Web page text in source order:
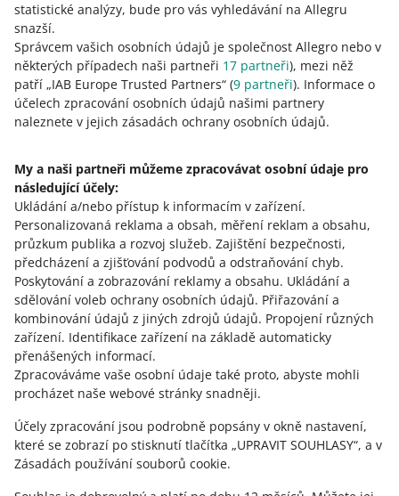
statistické analýzy, bude pro vás vyhledávání na Allegru
snazší.
Správcem vašich osobních údajů je společnost Allegro nebo v
některých případech naši partneři 17 partneři), mezi něž
patří „IAB Europe Trusted Partners“ (9 partneři). Informace o
účelech zpracování osobních údajů našimi partnery
naleznete v jejich zásadách ochrany osobních údajů.
My a naši partneři můžeme zpracovávat osobní údaje pro
následující účely:
Ukládání a/nebo přístup k informacím v zařízení.
Personalizovaná reklama a obsah, měření reklam a obsahu,
průzkum publika a rozvoj služeb. Zajištění bezpečnosti,
předcházení a zjišťování podvodů a odstraňování chyb.
Poskytování a zobrazování reklamy a obsahu. Ukládání a
sdělování voleb ochrany osobních údajů. Přiřazování a
kombinování údajů z jiných zdrojů údajů. Propojení různých
zařízení. Identifikace zařízení na základě automaticky
přenášených informací.
Zpracováváme vaše osobní údaje také proto, abyste mohli
procházet naše webové stránky snadněji.
Účely zpracování jsou podrobně popsány v okně nastavení,
které se zobrazí po stisknutí tlačítka „UPRAVIT SOUHLASY“, a v
Zásadách používání souborů cookie.
Slovenští kupující, stejně jako Češi, často
odrazovat slovenské kupující, kteří jsou na
tuto možnost zvyklí, nákup bez registrace
bude na allegro.sk možný. Objednávky od
neregistrovaných kupujících vyřídíte stejně
jako ostatní.
Dobré vědět
Mohu si zaregistrovat nový účet na konkrétním
zahraničním trhu, například na allegro.sk?
Ano – ale nemusíte! Své prodeje na všech trzích, včetně
těch mezinárodních, můžete spravovat z jednoho účtu.
Můžete to udělat pomocí záložek, které už znáte, a ve
vámi preferovaném jazyce.
Pokud si chcete vytvořit účet na jedné ze zahraničních
dispozici pouze v jazyce dané země. To znamená, že
pokud si například vytvoříte účet na allegro.pl, budete jej
spravovat v polštině.
Jak sdílet nabídky na zahraničních trzích?
Povolte způsoby doručení do dané země
přípravouceníků dopravy– přidejte způsoby
doručení z Česka do země, ve které chcete
Propojte ceníky dopravy s nabídkami, které
chcete sdílet. Takové nabídky budeme automaticky
Mohu si zkontrolovat statistiky prodeje ze všech
trhů v Allegro Analytics?
Ano. V Allegro Analytics můžete zkontrolovat své
podívat na data pro danou zemi, vyberte ji v horní části
stránky.